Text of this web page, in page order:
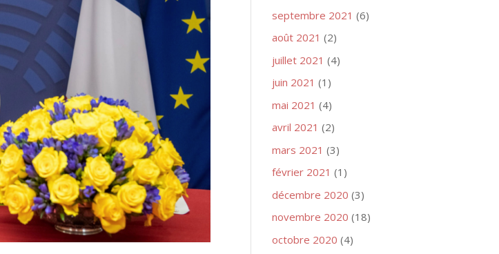
septembre 2021 (6)
août 2021 (2)
juillet 2021 (4)
juin 2021 (1)
mai 2021 (4)
avril 2021 (2)
mars 2021 (3)
février 2021 (1)
décembre 2020 (3)
novembre 2020 (18)
octobre 2020 (4)